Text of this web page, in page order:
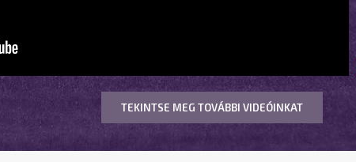
TEKINTSE MEG TOVÁBBI VIDEÓINKAT